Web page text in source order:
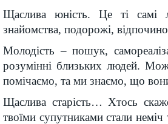
Щаслива юність. Це ті самі
знайомства, подорожі,
Молодість – пошук,
розумінні близьких людей.
помічаємо, та ми знаємо, що
Щаслива старість… Хтось
твоїми супутниками стали